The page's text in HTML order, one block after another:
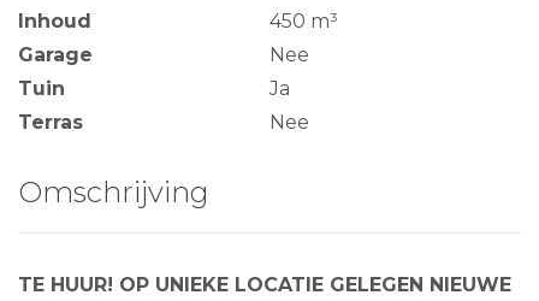
Inhoud
450 m³
Garage
Nee
Tuin
Ja
Terras
Nee
Omschrijving
TE HUUR! OP UNIEKE LOCATIE GELEGEN NIEUWE